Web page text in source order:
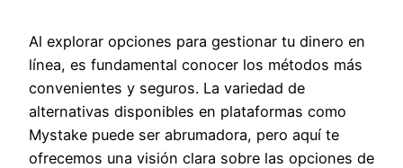
Al explorar opciones para gestionar tu dinero en
línea, es fundamental conocer los métodos más
convenientes y seguros. La variedad de
alternativas disponibles en plataformas como
Mystake puede ser abrumadora, pero aquí te
ofrecemos una visión clara sobre las opciones de